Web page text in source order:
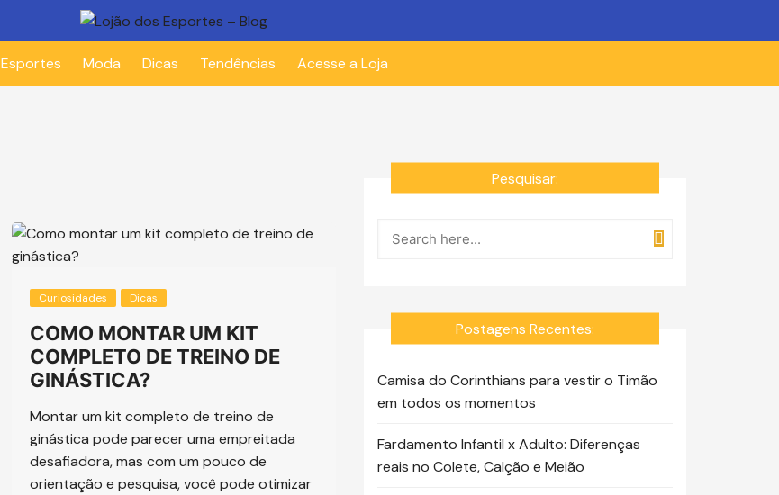
Esportes Moda Dicas Tendências Acesse a Loja
Curiosidades Dicas
COMO MONTAR UM KIT
COMPLETO DE TREINO DE
GINÁSTICA?
Montar um kit completo de treino de
ginástica pode parecer uma empreitada
desafiadora, mas com um pouco de
orientação e pesquisa, você pode otimizar
Pesquisar:
Postagens Recentes:
Camisa do Corinthians para vestir o Timão
em todos os momentos
Fardamento Infantil x Adulto: Diferenças
reais no Colete, Calção e Meião